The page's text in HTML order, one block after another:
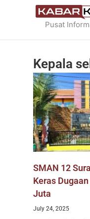
Pusat
Kepala
SMAN 12
Keras
Juta
July 24, 2025